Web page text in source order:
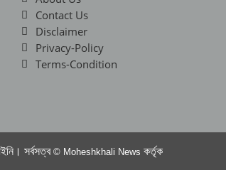
Contact Us
Disclaimer
Privacy-Policy
Terms-Condition
সর্বসত্ব © Moheshkhali News কর্তৃক